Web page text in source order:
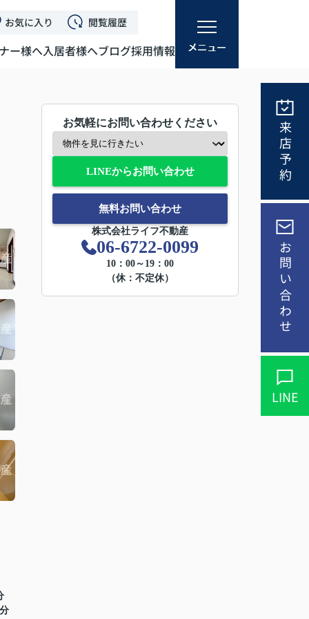
お気に入り 閲覧履歴
ー様へ入居者様へブログ採用情報
来店予約
お問い合わせ
LINE
お気軽にお問い合わせください
LINEからお問い合わせ
無料お問い合わせ
株式会社ライフ不動産
06-6722-0099
10：00～19：00
（休：不定休）